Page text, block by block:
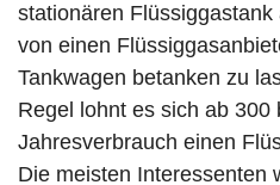
stationären
von einen
Tankwagen betanken zu
Regel lohnt es sich ab 300
Jahresverbrauch einen
Die meisten Interessenten